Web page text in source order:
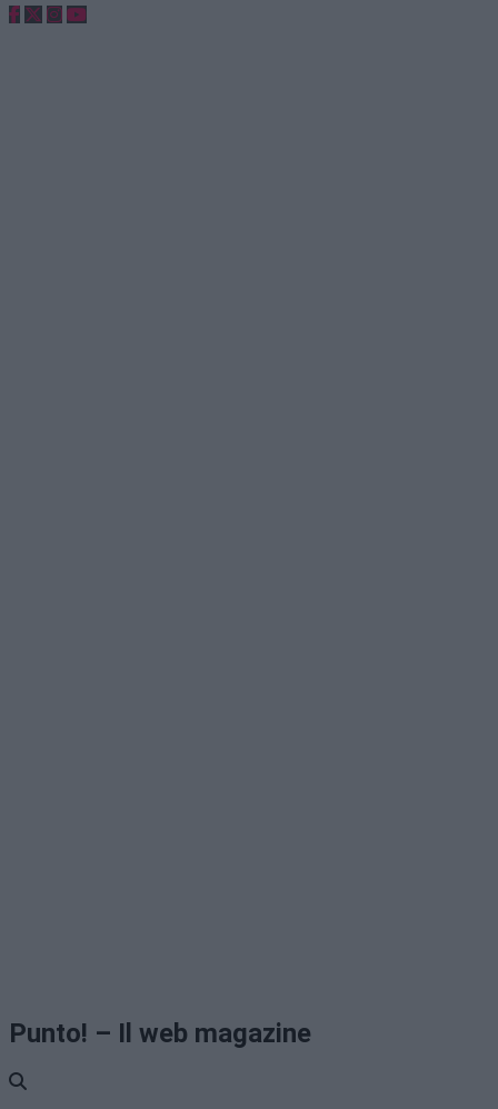
Punto! – Il web magazine